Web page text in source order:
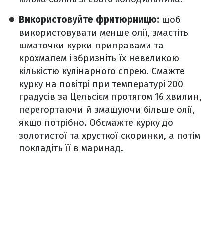
Використовуйте фритюрницю: щоб
використовувати менше олії, змастіть
шматочки курки приправами та
крохмалем і збризніть їх невеликою
кількістю кулінарного спрею. Смажте
курку на повітрі при температурі 200
градусів за Цельсієм протягом 16 хвилин,
перегортаючи й змащуючи більше олії,
якщо потрібно. Обсмажте курку до
золотистої та хрусткої скоринки, а потім
покладіть її в маринад.